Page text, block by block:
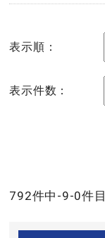
表示順：
表示件数：
792件中-9-0件目